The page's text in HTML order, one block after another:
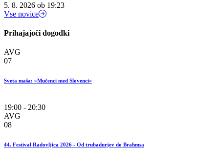
5. 8. 2026 ob 19:23
Vse novice
Prihajajoči dogodki
AVG
07
Sveta maša: »Mučenci med Slovenci«
19:00 - 20:30
AVG
08
44. Festival Radovljica 2026 - Od trubadurjev do Brahmsa